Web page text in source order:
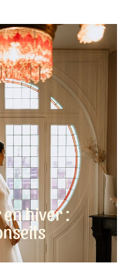
hiver :